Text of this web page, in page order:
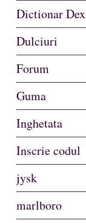
Dictionar Dex
Dulciuri
Forum
Guma
Inghetata
Inscrie codul
jysk
marlboro